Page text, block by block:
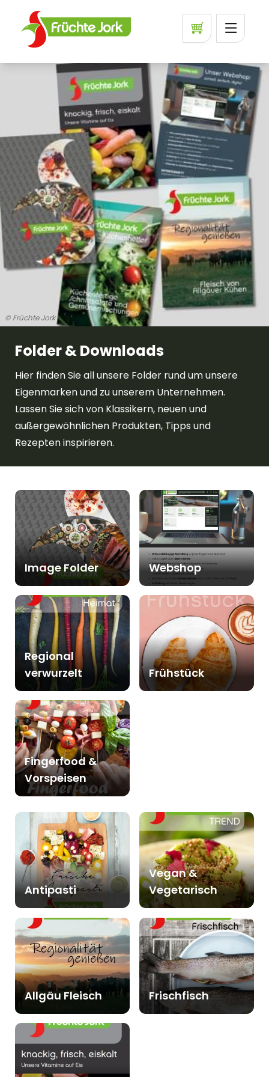
© Früchte Jork
Folder & Downloads
Hier finden Sie all unsere Folder rund um unsere
Eigenmarken und zu unserem Unternehmen.
Lassen Sie sich von Klassikern, neuen und
außergewöhnlichen Produkten, Tipps und
Rezepten inspirieren.
Image Folder Webshop
Regional
verwurzelt
Frühstück
Fingerfood &
Vorspeisen
Antipasti
Vegan &
Vegetarisch
Allgäu Fleisch Frischfisch